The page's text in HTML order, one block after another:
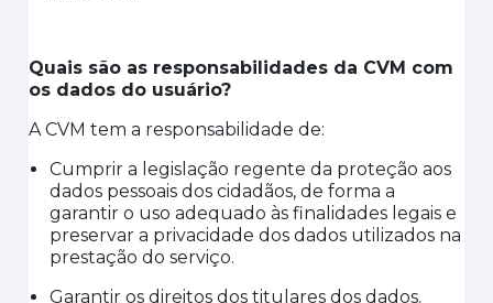
Quais são as responsabilidades da CVM com
os dados do usuário?
A CVM tem a responsabilidade de:
Cumprir a legislação regente da proteção aos
dados pessoais dos cidadãos, de forma a
garantir o uso adequado às finalidades legais e
preservar a privacidade dos dados utilizados na
prestação do serviço.
Garantir os direitos dos titulares dos dados.